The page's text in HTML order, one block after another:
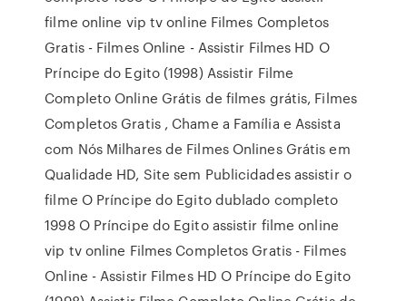
filme online vip tv online Filmes Completos
Gratis - Filmes Online - Assistir Filmes HD O
Príncipe do Egito (1998) Assistir Filme
Completo Online Grátis de filmes grátis, Filmes
Completos Gratis , Chame a Família e Assista
com Nós Milhares de Filmes Onlines Grátis em
Qualidade HD, Site sem Publicidades assistir o
filme O Príncipe do Egito dublado completo
1998 O Príncipe do Egito assistir filme online
vip tv online Filmes Completos Gratis - Filmes
Online - Assistir Filmes HD O Príncipe do Egito